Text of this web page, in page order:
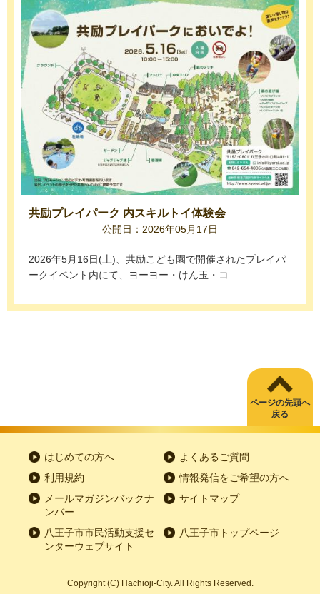
共励プレイパーク 内スキルトイ体験会
公開日：2026年05月17日
2026年5月16日(土)、共励こども園で開催されたプレイパ
ークイベント内にて、ヨーヨー・けん玉・コ...
ページの先頭へ
戻る
はじめての方へ
よくあるご質問
利用規約
情報発信をご希望の方へ
メールマガジンバックナ
ンバー
サイトマップ
八王子市市民活動支援セ
ンターウェブサイト
八王子市トップページ
Copyright(C) Hachioji-City. All Rights Reserved.